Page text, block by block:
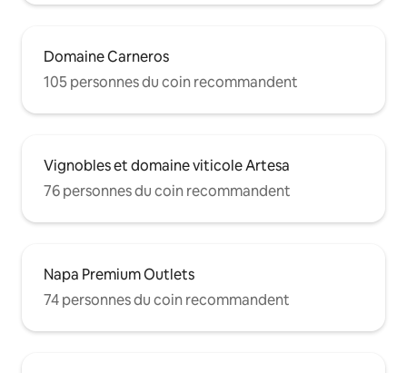
Domaine Carneros
105 personnes du coin recommandent
Vignobles et domaine viticole Artesa
76 personnes du coin recommandent
Napa Premium Outlets
74 personnes du coin recommandent